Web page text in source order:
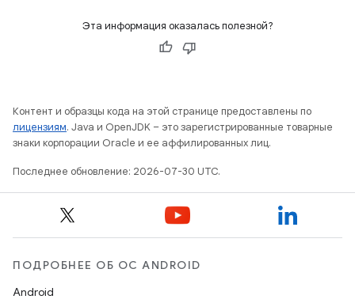
Эта информация оказалась полезной?
Контент и образцы кода на этой странице предоставлены по
лицензиям. Java и OpenJDK – это зарегистрированные товарные
знаки корпорации Oracle и ее аффилированных лиц.
Последнее обновление: 2026-07-30 UTC.
ПОДРОБНЕЕ ОБ ОС ANDROID
Android